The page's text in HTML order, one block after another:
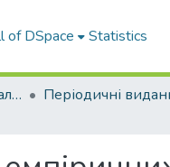
of DSpace Statistics
Архів наукових матеріалів